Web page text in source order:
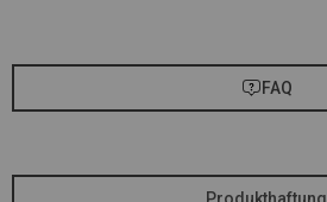
FAQ